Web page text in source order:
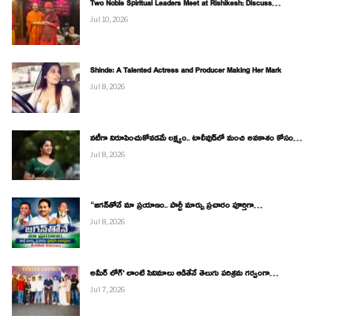
Two Noble Spiritual Leaders Meet at Rishikesh; Discuss…
Jul 10, 2026
Shinde: A Talented Actress and Producer Making Her Mark
Jul 8, 2026
నటీగా నిరూపించుకోవడమే లక్ష్యం.. టాలీవుడ్‌లో మంచి అవకాశం కోసం…
Jul 8, 2026
“జగన్‌తోనే మా ప్రయాణం.. పార్టీ మార్పు ప్రచారం పూర్తిగా…
Jul 8, 2026
అమీర్ లోగ్’ లాంటి సినిమాలు ఆడితేనే తెలుగు పరిశ్రమ గర్వంగా…
Jul 7, 2026